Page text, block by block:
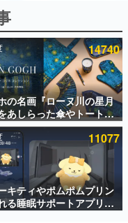
ビュー数万以上！ などな
ファミ渾身の“殿堂入り”記
に製作時のエピソードをお
ム）とは何か？を探ってい
『赫本』は、〈試験問題〉
す。
を担う若きクリエイター達
熱を探っていきます。
14740
の名画『ローヌ川の星月
あしらった傘やトートバ
どが登場。8月7日21時よ
限定で予約販売 11077
キティやポムポムプリン
る睡眠サポートアプリ
たび』が配信中。キャラ